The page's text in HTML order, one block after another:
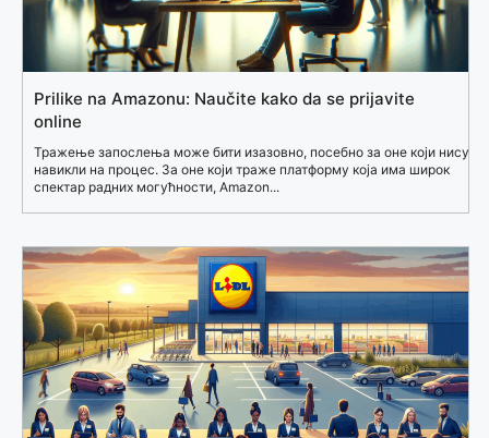
Prilike na Amazonu: Naučite kako da se prijavite
online
Тражење запослења може бити изазовно, посебно за оне који нису
навикли на процес. За оне који траже платформу која има широк
спектар радних могућности, Amazon...